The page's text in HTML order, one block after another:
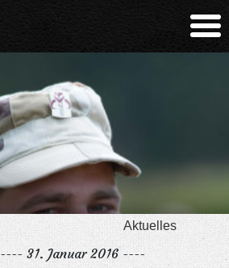
Aktuelles
---- 31. Januar 2016 ----